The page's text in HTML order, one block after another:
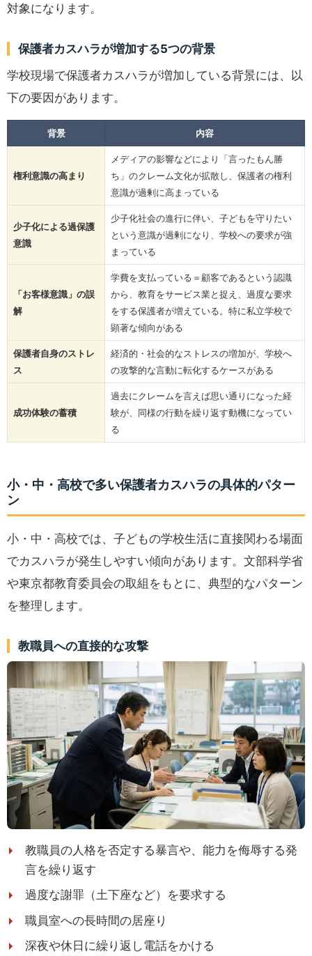
対象になります。
保護者カスハラが増加する5つの背景
学校現場で保護者カスハラが増加している背景には、以
下の要因があります。
背景 内容
権利意識の高まり
メディアの影響などにより「言ったもん勝
ち」のクレーム文化が拡散し、保護者の権利
意識が過剰に高まっている
少子化による過保護
意識
少子化社会の進行に伴い、子どもを守りたい
という意識が過剰になり、学校への要求が強
まっている
「お客様意識」の誤
解
学費を支払っている＝顧客であるという認識
から、教育をサービス業と捉え、過度な要求
をする保護者が増えている。特に私立学校で
顕著な傾向がある
保護者自身のストレ
ス
経済的・社会的なストレスの増加が、学校へ
の攻撃的な言動に転化するケースがある
成功体験の蓄積
過去にクレームを言えば思い通りになった経
験が、同様の行動を繰り返す動機になってい
る
小・中・高校で多い保護者カスハラの具体的パター
ン
小・中・高校では、子どもの学校生活に直接関わる場面
でカスハラが発生しやすい傾向があります。文部科学省
や東京都教育委員会の取組をもとに、典型的なパターン
を整理します。
教職員への直接的な攻撃
教職員の人格を否定する暴言や、能力を侮辱する発
言を繰り返す
過度な謝罪（土下座など）を要求する
職員室への長時間の居座り
深夜や休日に繰り返し電話をかける